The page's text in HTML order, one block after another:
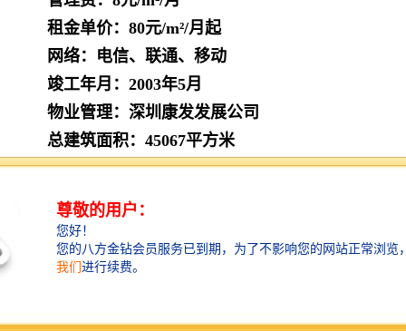
租金单价：80元/m²/月起
网络：电信、联通、移动
竣工年月：2003年5月
物业管理：深圳康发发展公司
总建筑面积：45067平方米
标准层面积：1200平方米
标准层高：3.8米
出租面积包含：105平米、124平米、140平
米、152平米、186平米、198平米、238平